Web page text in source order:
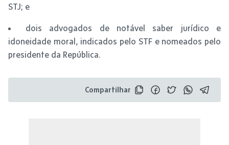
STJ; e
dois advogados de notável saber jurídico e
idoneidade moral, indicados pelo STF e nomeados pelo
presidente da República.
Compartilhar